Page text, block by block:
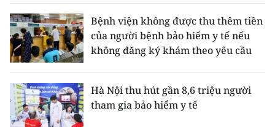
Bệnh viện không được thu thêm tiền
của người bệnh bảo hiểm y tế nếu
không đăng ký khám theo yêu cầu
Hà Nội thu hút gần 8,6 triệu người
tham gia bảo hiểm y tế